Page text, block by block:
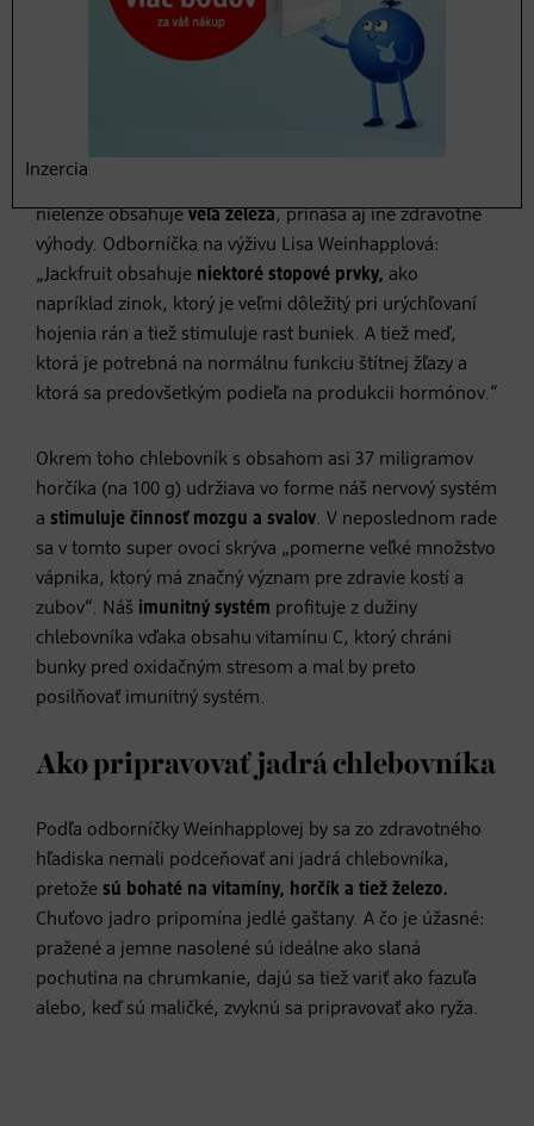
na malé kúsky v konzerve
Jackfruit z dm ako ideálna
nielenže obsahuje veľa železa, prináša aj iné zdravotné
výhody. Odborníčka na výživu Lisa Weinhapplová:
„Jackfruit obsahuje niektoré stopové prvky, ako
napríklad zinok, ktorý je veľmi dôležitý pri urýchľovaní
hojenia rán a tiež stimuluje rast buniek. A tiež meď,
ktorá je potrebná na normálnu funkciu štítnej žľazy a
ktorá sa predovšetkým podieľa na produkcii hormónov.“
Okrem toho chlebovník s obsahom asi 37 miligramov
horčíka (na 100 g) udržiava vo forme náš nervový systém
a stimuluje činnosť mozgu a svalov. V neposlednom rade
sa v tomto super ovocí skrýva „pomerne veľké množstvo
vápnika, ktorý má značný význam pre zdravie kostí a
zubov“. Náš imunitný systém profituje z dužiny
chlebovníka vďaka obsahu vitamínu C, ktorý chráni
bunky pred oxidačným stresom a mal by preto
posilňovať imunitný systém.
Ako pripravovať jadrá chlebovníka
Podľa odborníčky Weinhapplovej by sa zo zdravotného
hľadiska nemali podceňovať ani jadrá chlebovníka,
pretože sú bohaté na vitamíny, horčík a tiež železo.
Chuťovo jadro pripomína jedlé gaštany. A čo je úžasné:
pražené a jemne nasolené sú ideálne ako slaná
pochutina na chrumkanie, dajú sa tiež variť ako fazuľa
alebo, keď sú maličké, zvyknú sa pripravovať ako ryža.
Inzercia